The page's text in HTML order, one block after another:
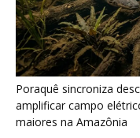
Seriema combina
contra rochas para
cerrado